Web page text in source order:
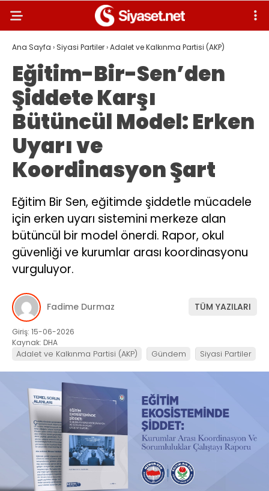
Ana Sayfa › Siyasi Partiler›Adalet ve Kalkınma Partisi (AKP)
Eğitim-Bir-Sen’den
Şiddete Karşı
Bütüncül Model: Erken
Uyarı ve
Koordinasyon Şart
Eğitim Bir Sen, eğitimde şiddetle mücadele
için erken uyarı sistemini merkeze alan
bütüncül bir model önerdi. Rapor, okul
güvenliği ve kurumlar arası koordinasyonu
vurguluyor.
Fadime Durmaz TÜM YAZILARI
Giriş: 15-06-2026
Kaynak: DHA
Adalet ve Kalkınma Partisi (AKP) Gündem Siyasi Partiler